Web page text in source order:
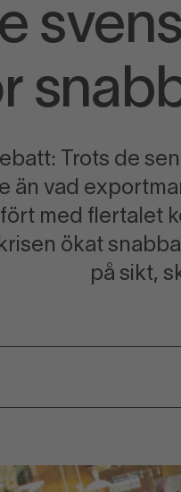
Trots de
än vad
med flertalet
ökat
på sikt,